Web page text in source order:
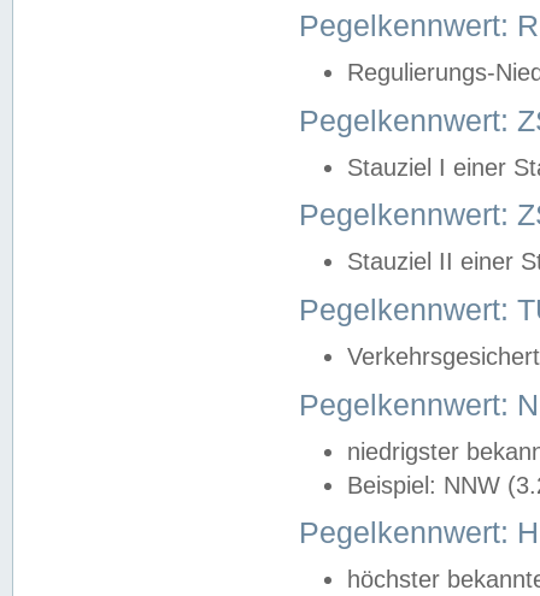
Pegelkennwert:
Regulierungs-
Pegelkennwert:
Stauziel I einer
Pegelkennwert:
Stauziel II einer
Pegelkennwert:
Pegelkennwert:
niedrigster
Beispiel: NNW
Pegelkennwert:
höchster